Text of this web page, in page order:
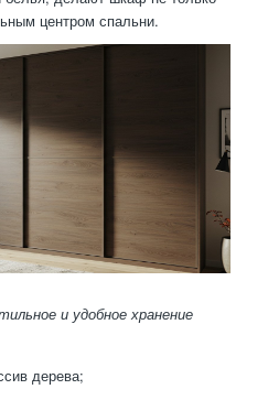
центром спальни.
и удобное хранение
дерева;